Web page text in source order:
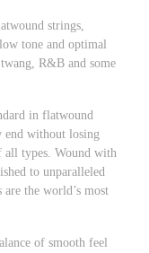
strings,
tone and optimal
R&B and some
in flatwound
without losing
all types. Wound with
to unparalleled
the world’s most
of smooth feel